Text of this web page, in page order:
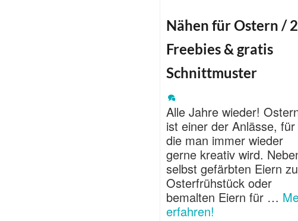
Nähen für Ostern /
Freebies & gratis
Schnittmuster
Alle Jahre wieder!
ist einer der Anlässe, für
die man immer wieder
gerne kreativ wird.
selbst gefärbten Eiern
Osterfrühstück oder
bemalten Eiern für …
erfahren!